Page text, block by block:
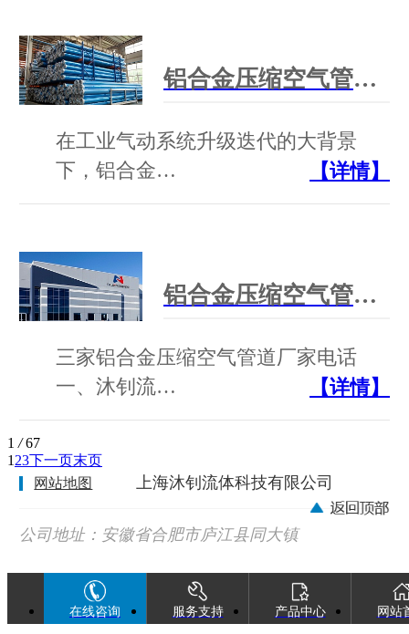
铝合金压缩空气管道生产厂家深度测评｜行业选型参考指南
在工业气动系统升级迭代的大背景
下，铝合金…
【详情】
铝合金压缩空气管道厂家电话
三家铝合金压缩空气管道厂家电话
一、沐钊流…
【详情】
1 / 67
1 23下一页末页
网站地图
上海沐钊流体科技有限公司
公司地址：安徽省合肥市庐江县同大镇
广巢西路88号
在线咨询 服务支持 产品中心 网站